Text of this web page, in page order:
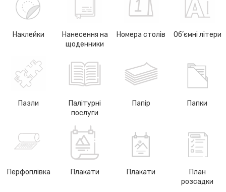
Наклейки
Нанесення на
щоденники
Номера столів Об’ємні літери
Пазли
Палітурні
послуги
Папір Папки
Перфоплівка Плакати Плакати
План
розсадки